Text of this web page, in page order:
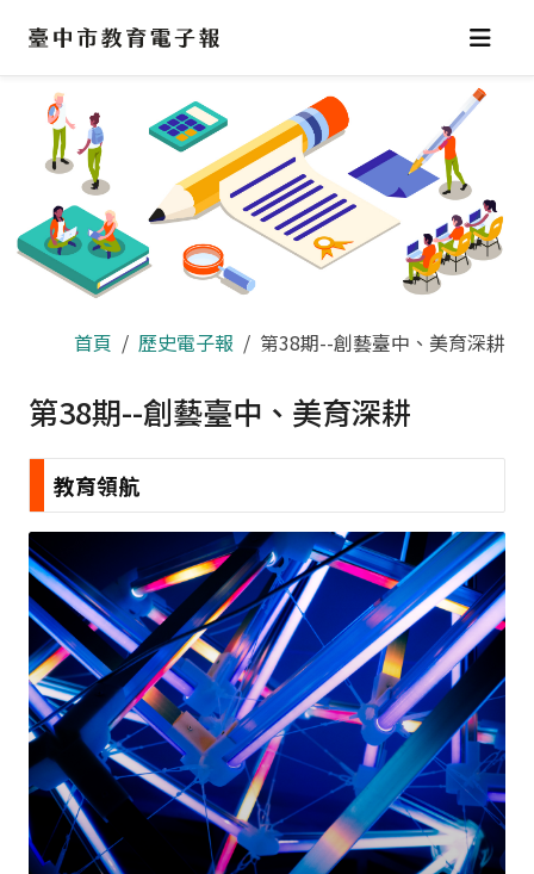
區
首頁 歷史電子報 第38期--創藝臺中、美育深耕
第38期--創藝臺中、美育深耕
教育領航